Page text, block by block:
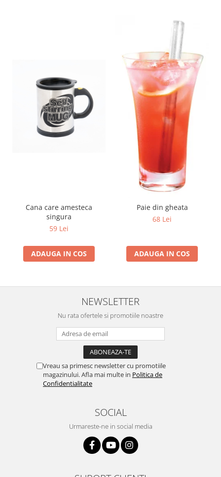
Cana care amesteca
singura
59 Lei
ADAUGA IN COS
Paie din gheata
68 Lei
ADAUGA IN COS
NEWSLETTER
Nu rata ofertele si promotiile noastre
Vreau sa primesc newsletter cu promotiile
magazinului. Afla mai multe in Politica de
Confidentialitate
SOCIAL
Urmareste-ne in social media